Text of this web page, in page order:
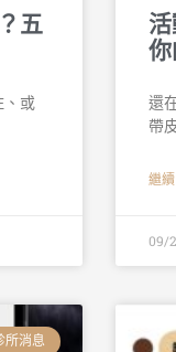
五
、或
還
帶
繼
09/
所消息